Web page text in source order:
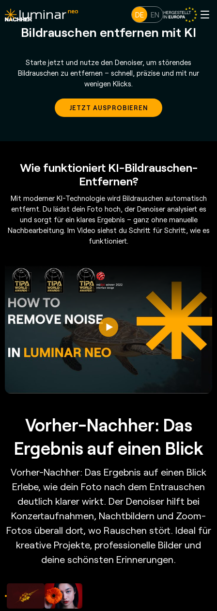
DE EN
Bildrauschen entfernen mit KI
Starte jetzt und nutze den Denoiser, um störendes
Bildrauschen zu entfernen – schnell, präzise und mit nur
wenigen Klicks.
JETZT AUSPROBIEREN
Wie funktioniert KI-Bildrauschen-
Entfernen?
Mit moderner KI-Technologie wird Bildrauschen automatisch
entfernt. Du lädst dein Foto hoch, der Denoiser analysiert es
und sorgt für ein klares Ergebnis – ganz ohne manuelle
Nachbearbeitung. Im Video siehst du Schritt für Schritt, wie es
funktioniert.
Vorher-Nachher: Das
Ergebnis auf einen Blick
Vorher-Nachher: Das Ergebnis auf einen Blick
Erlebe, wie dein Foto nach dem Entrauschen
deutlich klarer wirkt. Der Denoiser hilft bei
Konzertaufnahmen, Nachtbildern und Zoom-
Fotos überall dort, wo Rauschen stört. Ideal für
kreative Projekte, professionelle Bilder und
deine schönsten Erinnerungen.